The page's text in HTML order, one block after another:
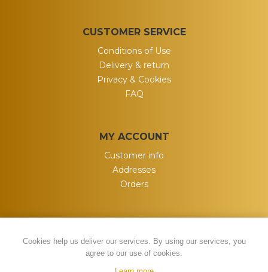
CUSTOMER SERVICE
Conditions of Use
Delivery & return
Privacy & Cookies
FAQ
MY ACCOUNT
Customer info
Addresses
Orders
Cookies help us deliver our services. By using our services, you
agree to our use of cookies.